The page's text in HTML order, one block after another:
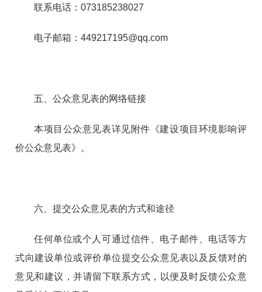
联系电话：073185238027
电子邮箱：449217195@qq.com
五、公众意见表的网络链接
本项目公众意见表详见附件《建设项目环境影响评
价公众意见表》。
六、提交公众意见表的方式和途径
任何单位或个人可通过信件、电子邮件、电话等方
式向建设单位或评价单位提交公众意见表以及反馈对的
意见和建议，并请留下联系方式，以便及时反馈公众意